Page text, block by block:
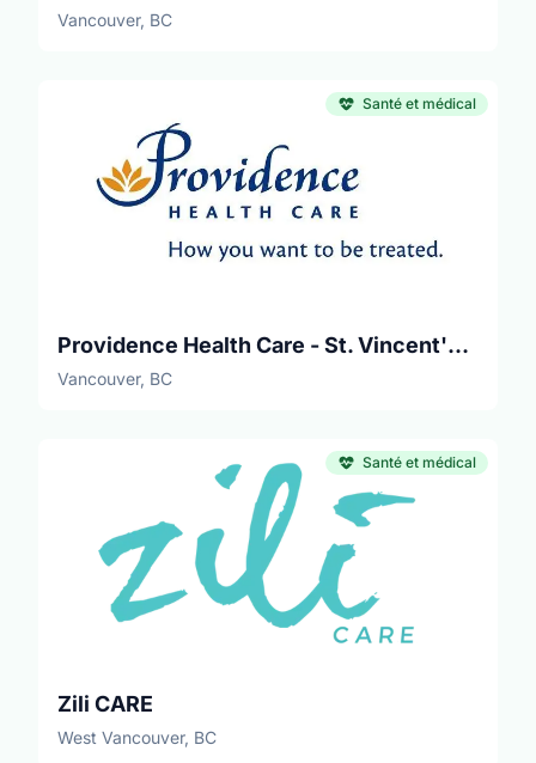
Vancouver, BC
Santé et médical
Providence Health Care - St. Vincent's Langara site
Vancouver, BC
Santé et médical
Zili CARE
West Vancouver, BC